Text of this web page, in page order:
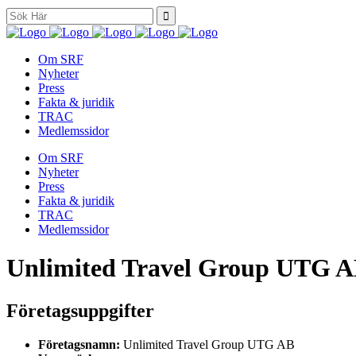
Search
for:
Om SRF
Nyheter
Press
Fakta & juridik
TRAC
Medlemssidor
Om SRF
Nyheter
Press
Fakta & juridik
TRAC
Medlemssidor
Unlimited Travel Group UTG
Företagsuppgifter
Företagsnamn: Unlimited Travel Group UTG AB